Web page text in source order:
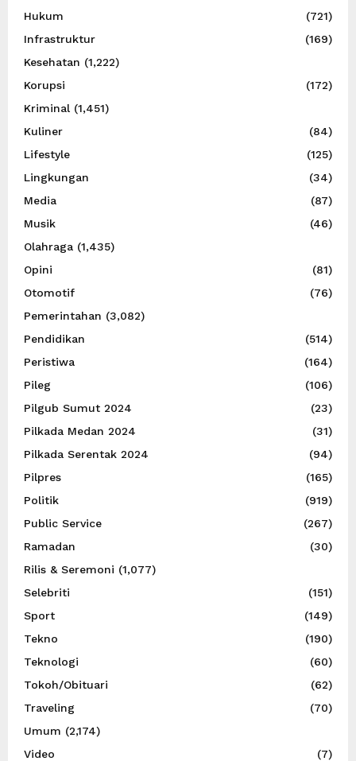
Hukum
(721)
Infrastruktur
(169)
Kesehatan (1,222)
Korupsi
(172)
Kriminal (1,451)
Kuliner
(84)
Lifestyle
(125)
Lingkungan
(34)
Media
(87)
Musik
(46)
Olahraga (1,435)
Opini
(81)
Otomotif
(76)
Pemerintahan (3,082)
Pendidikan
(514)
Peristiwa
(164)
Pileg
(106)
Pilgub Sumut 2024
(23)
Pilkada Medan 2024
(31)
Pilkada Serentak 2024
(94)
Pilpres
(165)
Politik
(919)
Public Service
(267)
Ramadan
(30)
Rilis & Seremoni (1,077)
Selebriti
(151)
Sport
(149)
Tekno
(190)
Teknologi
(60)
Tokoh/Obituari
(62)
Traveling
(70)
Umum (2,174)
Video
(7)